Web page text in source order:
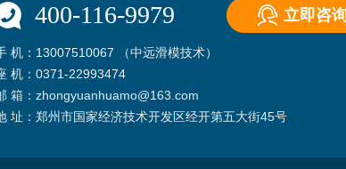
400-116-9979 立即咨询
机：13007510067 （中远滑模技术）
机：0371-22993474
箱：zhongyuanhuamo@163.com
址：郑州市国家经济技术开发区经开第五大街45号